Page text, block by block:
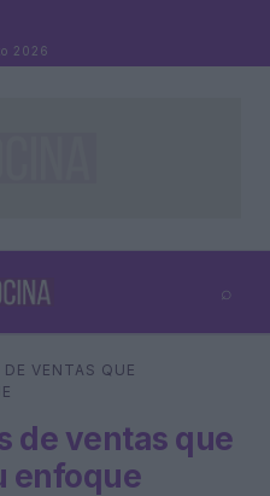
2026
⌕
VENTAS QUE
de ventas que
enfoque